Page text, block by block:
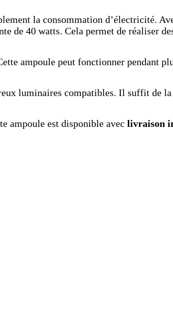
la consommation d’électricité.
de 40 watts. Cela permet de réaliser
ampoule peut fonctionner pendant
luminaires compatibles. Il suffit de
ampoule est disponible avec livraison